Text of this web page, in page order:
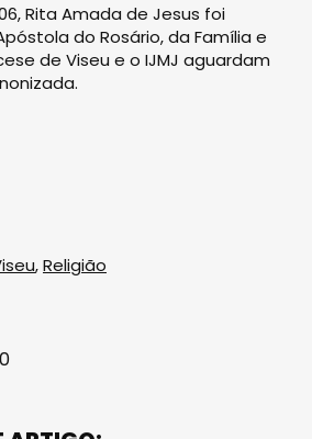
Rita Amada de Jesus foi
do Rosário, da Família e
de Viseu e o IJMJ aguardam
,Religião